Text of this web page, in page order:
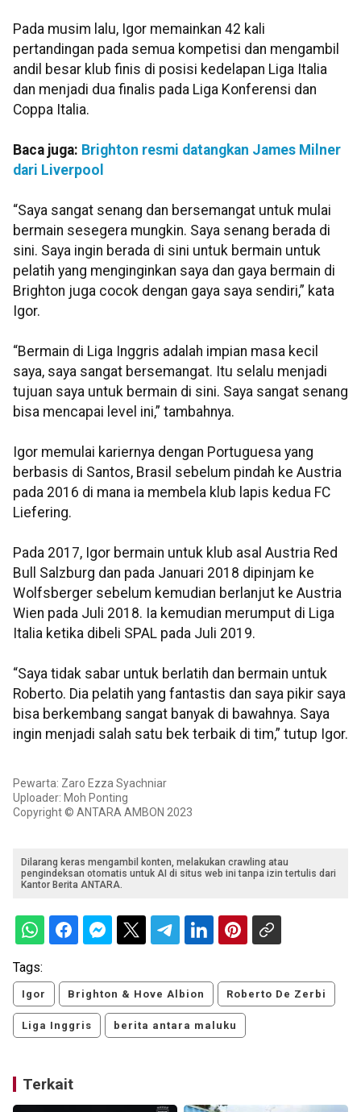
Pada musim lalu, Igor memainkan 42 kali
pertandingan pada semua kompetisi dan mengambil
andil besar klub finis di posisi kedelapan Liga Italia
dan menjadi dua finalis pada Liga Konferensi dan
Coppa Italia.
Baca juga: Brighton resmi datangkan James Milner
dari Liverpool
“Saya sangat senang dan bersemangat untuk mulai
bermain sesegera mungkin. Saya senang berada di
sini. Saya ingin berada di sini untuk bermain untuk
pelatih yang menginginkan saya dan gaya bermain di
Brighton juga cocok dengan gaya saya sendiri,” kata
Igor.
“Bermain di Liga Inggris adalah impian masa kecil
saya, saya sangat bersemangat. Itu selalu menjadi
tujuan saya untuk bermain di sini. Saya sangat senang
bisa mencapai level ini,” tambahnya.
Igor memulai kariernya dengan Portuguesa yang
berbasis di Santos, Brasil sebelum pindah ke Austria
pada 2016 di mana ia membela klub lapis kedua FC
Liefering.
Pada 2017, Igor bermain untuk klub asal Austria Red
Bull Salzburg dan pada Januari 2018 dipinjam ke
Wolfsberger sebelum kemudian berlanjut ke Austria
Wien pada Juli 2018. Ia kemudian merumput di Liga
Italia ketika dibeli SPAL pada Juli 2019.
“Saya tidak sabar untuk berlatih dan bermain untuk
Roberto. Dia pelatih yang fantastis dan saya pikir saya
bisa berkembang sangat banyak di bawahnya. Saya
ingin menjadi salah satu bek terbaik di tim,” tutup Igor.
Pewarta: Zaro Ezza Syachniar
Uploader: Moh Ponting
Copyright © ANTARA AMBON 2023
Dilarang keras mengambil konten, melakukan crawling atau
pengindeksan otomatis untuk AI di situs web ini tanpa izin tertulis dari
Kantor Berita ANTARA.
Tags:
Igor Brighton & Hove Albion Roberto De Zerbi
Liga Inggris berita antara maluku
Terkait